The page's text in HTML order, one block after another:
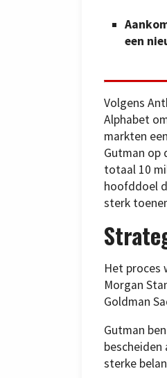
een
Volgens
Alphabet
markten
Gutman op
totaal 10
hoofddoel
sterk
Het proces
Morgan
Goldman
Gutman
sterke